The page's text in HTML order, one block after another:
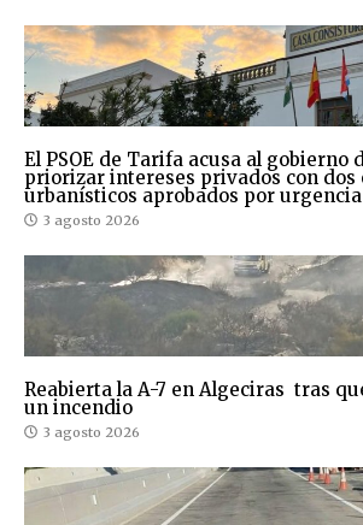
El PSOE de Tarifa acusa al gobierno
priorizar intereses privados con dos
urbanísticos aprobados por urgencia
3 agosto 2026
Reabierta la A-7 en Algeciras tras
un incendio
3 agosto 2026